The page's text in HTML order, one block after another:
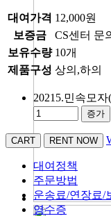
대여가격 12,000원
보증금
CS센터 문
보유수량 10개
제품구성 상의,하의
20215.민속모
증가
대여정책
주문방법
운송료/연장료/
영수증